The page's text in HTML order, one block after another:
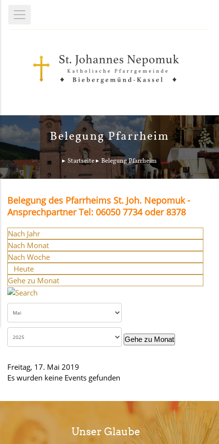
Belegung Pfarrheim
Startseite Belegung Pfarrheim
Belegung des Pfarrheims St. Joh. Nepomuk -
Ansprechpartner Tel: 06050 7734 oder 8378
Nach Jahr
Nach Monat
Nach Woche
Heute
Gehe zu Monat
Gehe zu Monat
Freitag, 17. Mai 2019
Es wurden keine Events gefunden
Unser Glaube